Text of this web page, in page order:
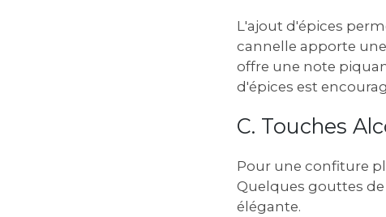
L'ajout d'épices
cannelle apporte
offre une note
d'épices est
C. Touches
Pour une confiture
Quelques gouttes
élégante.